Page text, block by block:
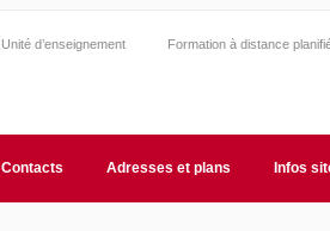
Unité d’enseignement Formation à distance
Contacts Adresses et plans Infos